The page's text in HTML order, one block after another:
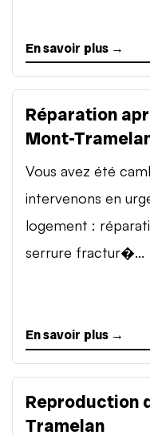
En savoir plus →
Réparation
Mont-
Vous avez été
intervenons en
logement :
serrure fractur�...
En savoir plus →
Reproduction
Tramelan